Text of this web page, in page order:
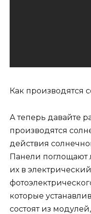
Как производятся
А теперь давайте
производятся
действия
Панели поглощают
их в
которые
состоят из